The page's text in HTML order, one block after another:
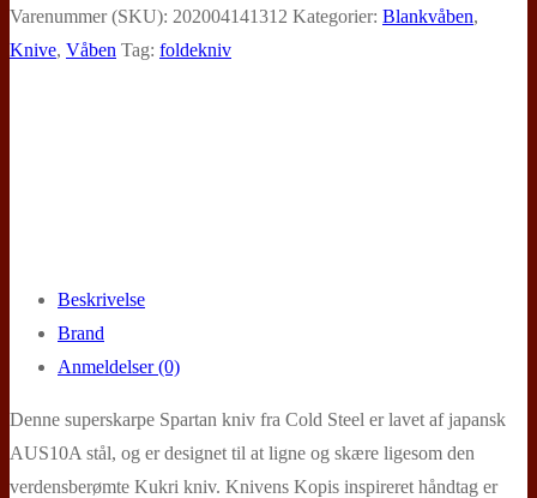
Spartan
Kniv
Varenummer (SKU): 202004141312 Kategorier: Blankvåben,
Knive, Våben Tag: foldekniv
Beskrivelse
Brand
Anmeldelser (0)
Denne superskarpe Spartan kniv fra Cold Steel er lavet af japansk
AUS10A stål, og er designet til at ligne og skære ligesom den
verdensberømte Kukri kniv. Knivens Kopis inspireret håndtag er